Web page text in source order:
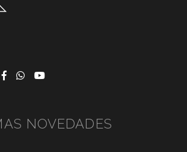
NOVEDADES